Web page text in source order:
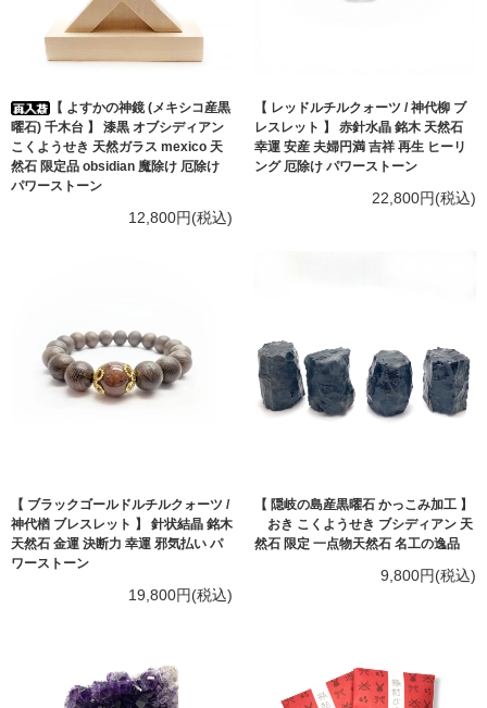
【 よすかの神鏡 (メキシコ産黒
曜石) 千木台 】 漆黒 オブシディアン
こくようせき 天然ガラス mexico 天
然石 限定品 obsidian 魔除け 厄除け
パワーストーン
12,800円(税込)
【 レッドルチルクォーツ / 神代柳 ブ
レスレット 】 赤針水晶 銘木 天然石
幸運 安産 夫婦円満 吉祥 再生 ヒーリ
ング 厄除け パワーストーン
22,800円(税込)
【 ブラックゴールドルチルクォーツ /
神代楢 ブレスレット 】 針状結晶 銘木
天然石 金運 決断力 幸運 邪気払い パ
ワーストーン
19,800円(税込)
【 隠岐の島産黒曜石 かっこみ加工 】
おき こくようせき ブシディアン 天
然石 限定 一点物天然石 名工の逸品
9,800円(税込)